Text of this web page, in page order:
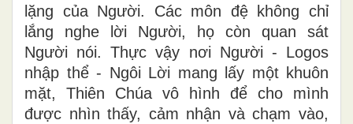
lặng của Người. Các môn đệ không chỉ
lắng nghe lời Người, họ còn quan sát
Người nói. Thực vậy nơi Người - Logos
nhập thể - Ngôi Lời mang lấy một khuôn
mặt, Thiên Chúa vô hình để cho mình
được nhìn thấy, cảm nhận và chạm vào,